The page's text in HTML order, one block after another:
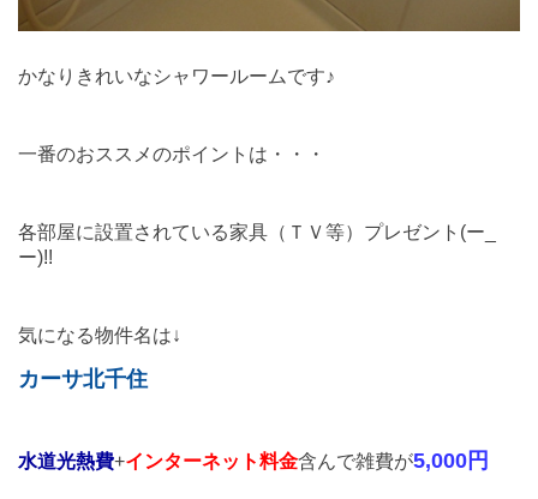
かなりきれいなシャワールームです♪
一番のおススメのポイントは・・・
各部屋に設置されている家具（ＴＶ等）プレゼント(ー_
ー)!!
気になる物件名は↓
カーサ北千住
水道光熱費+インターネット料金含んで雑費が5,000円